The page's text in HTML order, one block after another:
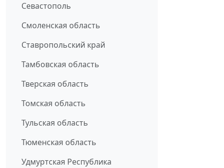
Севастополь
Смоленская область
Ставропольский край
Тамбовская область
Тверская область
Томская область
Тульская область
Тюменская область
Удмуртская Республика